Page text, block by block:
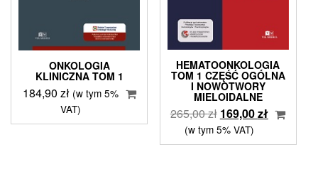
ONKOLOGIA
KLINICZNA TOM 1
184,90 zł (w tym 5%
VAT)
HEMATOONKOLOGIA
TOM 1 CZĘŚĆ OGÓLNA
I NOWOTWORY
MIELOIDALNE
265,00zł Pierwotna
cena
wynosiła:
169,00złAktualna
wynosi:
(w tym 5% VAT)